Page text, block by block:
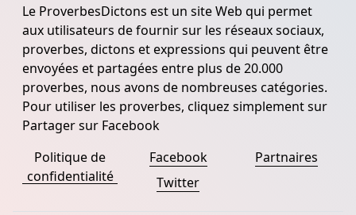
Le ProverbesDictons est un site Web qui permet
aux utilisateurs de fournir sur les réseaux sociaux,
proverbes, dictons et expressions qui peuvent être
envoyées et partagées entre plus de 20.000
proverbes, nous avons de nombreuses catégories.
Pour utiliser les proverbes, cliquez simplement sur
Partager sur Facebook
Politique de
confidentialité
Facebook
Twitter
Partnaires